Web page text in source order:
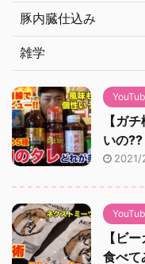
豚内臓仕込み
雑学
【ガ
いの
【ビ
食べて